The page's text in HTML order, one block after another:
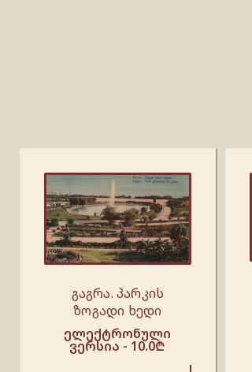
გაგრა. პარკის
ზოგადი ხედი
ელექტრონული
ვერსია - 10.0₾